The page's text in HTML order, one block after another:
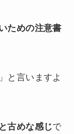
ための注意書
と言いますよ
古めな感じで